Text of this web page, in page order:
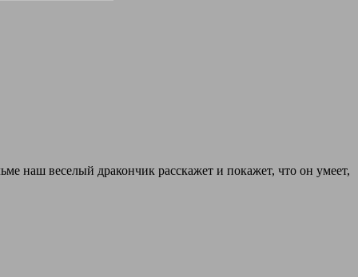
наш веселый дракончик расскажет и покажет, что он умеет,